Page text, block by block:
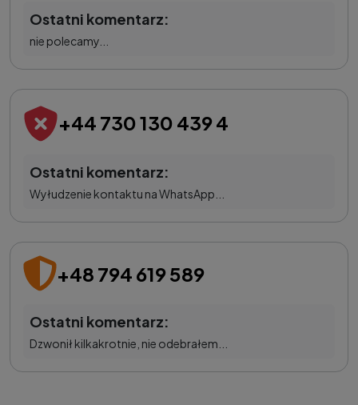
Ostatni komentarz:
nie polecamy...
+44 730 130 439 4
Ostatni komentarz:
Wyłudzenie kontaktu na WhatsApp...
+48 794 619 589
Ostatni komentarz:
Dzwonił kilkakrotnie, nie odebrałem...